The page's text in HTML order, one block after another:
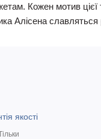
Кожен мотив
Алісена
якості